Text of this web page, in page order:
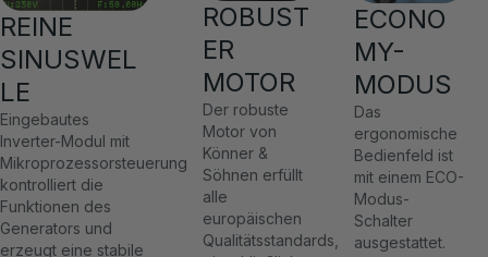
REINE
SINUSWEL
LE
Eingebautes
Inverter-Modul mit
Mikroprozessorsteuerung
kontrolliert die
Funktionen des
Generators und
erzeugt eine stabile
ROBUST
ER
MOTOR
Der robuste
Motor von
Könner &
Söhnen erfüllt
alle
europäischen
Qualitätsstandards,
ECONO
MY-
MODUS
Das
ergonomische
Bedienfeld ist
mit einem ECO-
Modus-
Schalter
ausgestattet.